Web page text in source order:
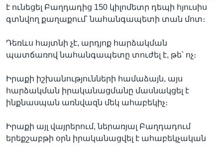
է ունեցել Բաղդադից 150 կիլոմետր դեպի հյուսիս
գտնվող քաղաքում՝ նահանգապետի տան մոտ։
Դեռևս հայտնի չէ, արդյոք հարձակման
պատճառով նահանգապետը տուժել է, թե՝ ոչ։
Իրաքի իշխանությունների համաձայն, այս
հարձակման իրականացմանը մասնակցել է
ինքնասպան առնվազն մեկ ահաբեկիչ։
Իրաքի այլ վայրերում, ներառյալ Բաղդադում
երեքշաբթի օրն իրականացվել է ահաբեկչական